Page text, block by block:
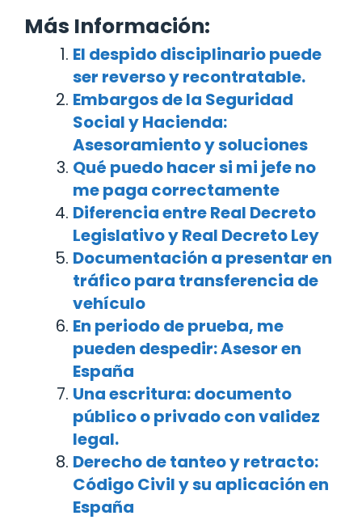
Más Información:
El despido disciplinario puede
ser reverso y recontratable.
Embargos de la Seguridad
Social y Hacienda:
Asesoramiento y soluciones
Qué puedo hacer si mi jefe no
me paga correctamente
Diferencia entre Real Decreto
Legislativo y Real Decreto Ley
Documentación a presentar en
tráfico para transferencia de
vehículo
En periodo de prueba, me
pueden despedir: Asesor en
España
Una escritura: documento
público o privado con validez
legal.
Derecho de tanteo y retracto:
Código Civil y su aplicación en
España